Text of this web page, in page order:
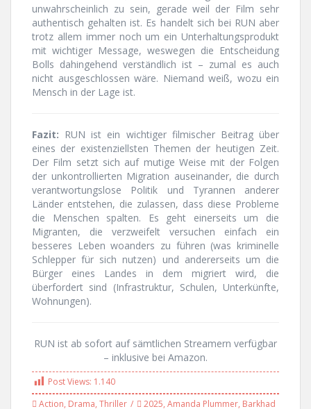
unwahrscheinlich zu sein, gerade weil der Film sehr
authentisch gehalten ist. Es handelt sich bei RUN aber
trotz allem immer noch um ein Unterhaltungsprodukt
mit wichtiger Message, weswegen die Entscheidung
Bolls dahingehend verständlich ist – zumal es auch
nicht ausgeschlossen wäre. Niemand weiß, wozu ein
Mensch in der Lage ist.
Fazit: RUN ist ein wichtiger filmischer Beitrag über
eines der existenziellsten Themen der heutigen Zeit.
Der Film setzt sich auf mutige Weise mit der Folgen
der unkontrollierten Migration auseinander, die durch
verantwortungslose Politik und Tyrannen anderer
Länder entstehen, die zulassen, dass diese Probleme
die Menschen spalten. Es geht einerseits um die
Migranten, die verzweifelt versuchen einfach ein
besseres Leben woanders zu führen (was kriminelle
Schlepper für sich nutzen) und andererseits um die
Bürger eines Landes in dem migriert wird, die
überfordert sind (Infrastruktur, Schulen, Unterkünfte,
Wohnungen).
RUN ist ab sofort auf sämtlichen Streamern verfügbar
– inklusive bei Amazon.
Post Views: 1.140
Action, Drama, Thriller 2025, Amanda Plummer, Barkhad